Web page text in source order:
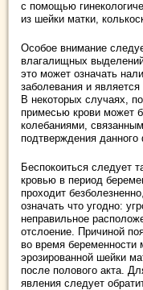
с помощью
из шейки матки,
Особое внимание
влагалищных
это может означать
заболевания и
В некоторых случаях,
примесью крови может
колебаниями,
подтверждения данного
Беспокоиться следует
кровью в период
проходит
означать что угодно:
неправильное
отслоение. Причиной
во время беременности
эрозированной шейки
после полового акта.
явления следует